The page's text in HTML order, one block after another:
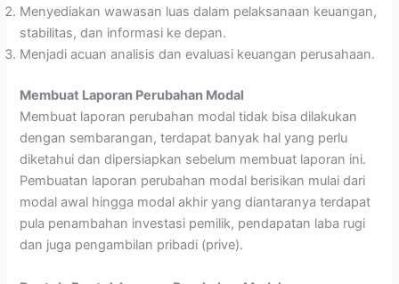
Menyediakan wawasan luas dalam pelaksanaan keuangan,
stabilitas, dan informasi ke depan.
Menjadi acuan analisis dan evaluasi keuangan perusahaan.
Membuat Laporan Perubahan Modal
Membuat laporan perubahan modal tidak bisa dilakukan
dengan sembarangan, terdapat banyak hal yang perlu
diketahui dan dipersiapkan sebelum membuat laporan ini.
Pembuatan laporan perubahan modal berisikan mulai dari
modal awal hingga modal akhir yang diantaranya terdapat
pula penambahan investasi pemilik, pendapatan laba rugi
dan juga pengambilan pribadi (prive).